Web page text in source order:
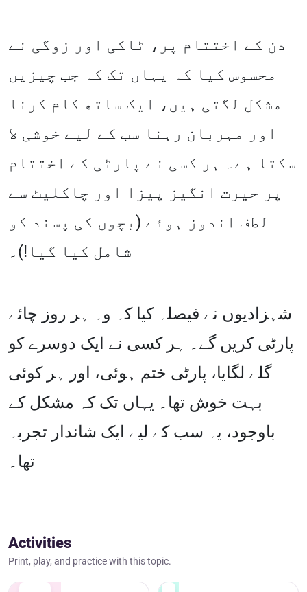
دن کے اختتام پر، ٹاکی اور زوگی نے
محسوس کیا کہ یہاں تک کہ جب چیزیں
مشکل لگتی ہیں، ایک ساتھ کام کرنا
اور مہربان رہنا سب کے لیے خوشی لا
سکتا ہے۔ ہر کسی نے پارٹی کے اختتام
پر حیرت انگیز پیزا اور چاکلیٹ سے
لطف اندوز ہوئے (بچوں کی پسند کو
شامل کیا گیا!)۔
شہزادیوں نے فیصلہ کیا کہ وہ ہر روز چائے
پارٹی کریں گے۔ ہر کسی نے ایک دوسرے کو
گلے لگایا، پارٹی ختم ہوئی، اور ہر کوئی
بہت خوش تھا۔ یہاں تک کہ مشکل کے
باوجود، یہ سب کے لیے ایک شاندار تجربہ
تھا۔
Activities
Print, play, and practice with this topic.